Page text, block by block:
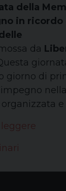
della
in
da
giorno di
e